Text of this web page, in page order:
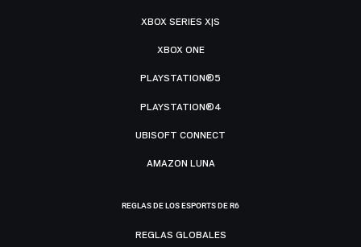
XBOX SERIES X|S
XBOX ONE
PLAYSTATION®5
PLAYSTATION®4
UBISOFT CONNECT
AMAZON LUNA
REGLAS DE LOS ESPORTS DE R6
REGLAS GLOBALES